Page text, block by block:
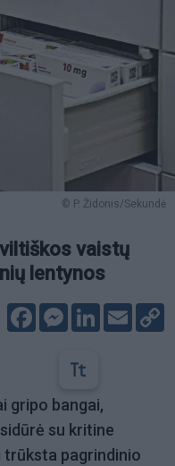
© P. Židonis/Sekundė
vaistų
lentynos
FacebookMessenger
LinkedIn
Email
gripo bangai,
su kritine
trūksta pagrindinio